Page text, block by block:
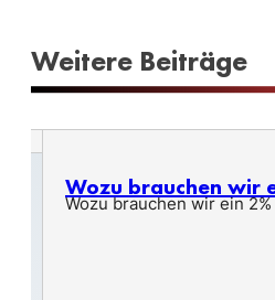
Weitere Beiträge
Wozu brauchen wir
Wozu brauchen wir ein